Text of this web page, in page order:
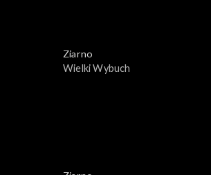
Ziarno
Wielki Wybuch